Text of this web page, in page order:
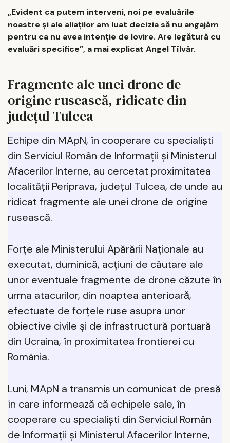
„Evident ca putem interveni, noi pe evaluările
noastre și ale aliaților am luat decizia să nu angajăm
pentru ca nu avea intenție de lovire. Are legătură cu
evaluări specifice”, a mai explicat Angel Tîlvăr.
Fragmente ale unei drone de
origine rusească, ridicate din
județul Tulcea
Echipe din MApN, în cooperare cu specialiști
din Serviciul Român de Informații și Ministerul
Afacerilor Interne, au cercetat proximitatea
localității Periprava, județul Tulcea, de unde au
ridicat fragmente ale unei drone de origine
rusească.
Forțe ale Ministerului Apărării Naționale au
executat, duminică, acțiuni de căutare ale
unor eventuale fragmente de drone căzute în
urma atacurilor, din noaptea anterioarǎ,
efectuate de forțele ruse asupra unor
obiective civile și de infrastructură portuară
din Ucraina, în proximitatea frontierei cu
România.
Luni, MApN a transmis un comunicat de presă
în care informează că echipele sale, în
cooperare cu specialiști din Serviciul Român
de Informații și Ministerul Afacerilor Interne,